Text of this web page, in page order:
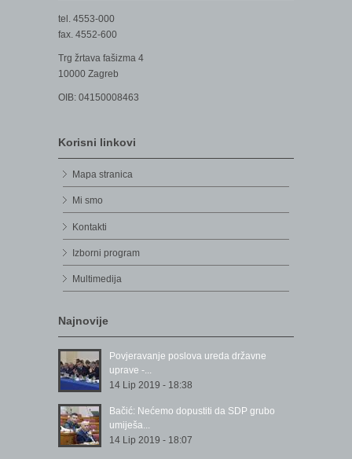
tel. 4553-000
fax. 4552-600
Trg žrtava fašizma 4
10000 Zagreb
OIB: 04150008463
Korisni linkovi
Mapa stranica
Mi smo
Kontakti
Izborni program
Multimedija
Najnovije
Povjeravanje poslova ureda državne
uprave -...
14 Lip 2019 - 18:38
Bačić: Nećemo dopustiti da SDP grubo
umiješa...
14 Lip 2019 - 18:07